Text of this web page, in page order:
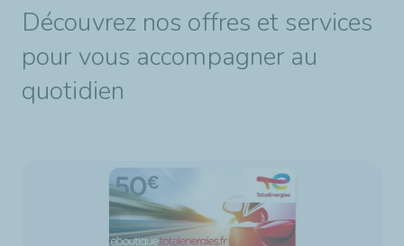
Découvrez nos offres et services
pour vous accompagner au
quotidien